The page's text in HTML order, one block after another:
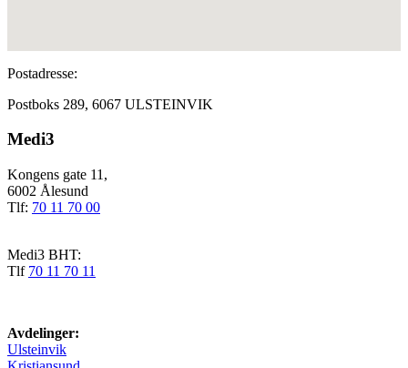
Postadresse:
Postboks 289, 6067 ULSTEINVIK
Medi3
Kongens gate 11,
6002 Ålesund
Tlf: 70 11 70 00
Medi3 BHT:
Tlf 70 11 70 11
Avdelinger:
Ulsteinvik